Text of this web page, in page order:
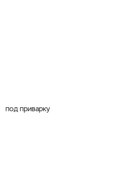
под приварку